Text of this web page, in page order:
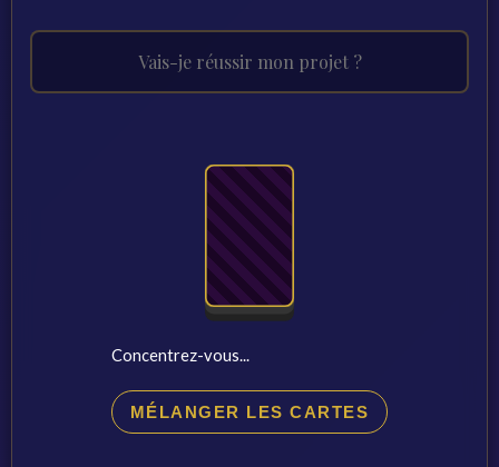
Concentrez-vous...
MÉLANGER LES CARTES